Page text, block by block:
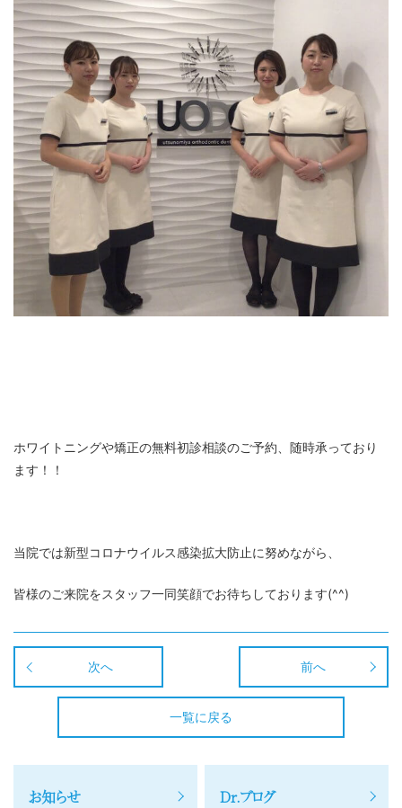
ホワイトニングや矯正の無料初診相談のご予約、随時承っており
ます！！
当院では新型コロナウイルス感染拡大防止に努めながら、
皆様のご来院をスタッフ一同笑顔でお待ちしております(^^)
次へ 前へ
一覧に戻る
お知らせ Dr.ブログ